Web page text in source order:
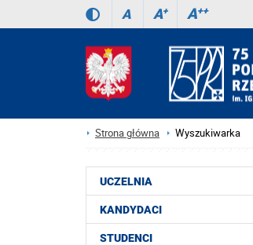
A A+ A++
Strona główna Wyszukiwarka
UCZELNIA
KANDYDACI
STUDENCI